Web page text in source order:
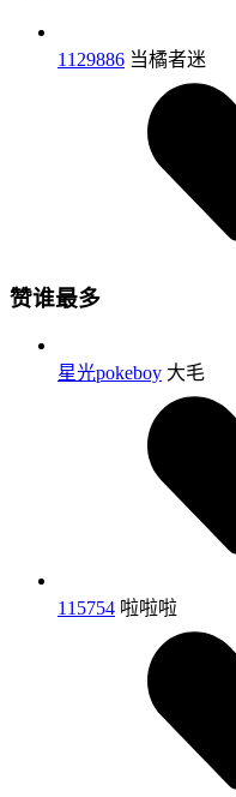
1129886 当橘者迷
赞谁最多
星光pokeboy 大毛
115754 啦啦啦